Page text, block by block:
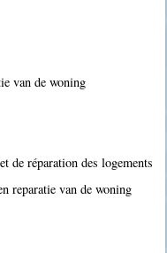
van de woning
de réparation des logements
reparatie van de woning